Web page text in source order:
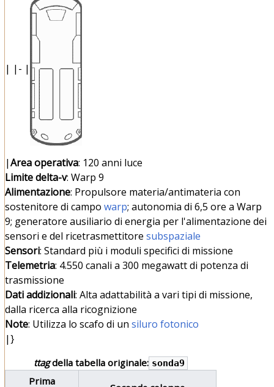
| |- |
|Area operativa: 120 anni luce
Limite delta-v: Warp 9
Alimentazione: Propulsore materia/antimateria con
sostenitore di campo warp; autonomia di 6,5 ore a Warp
9; generatore ausiliario di energia per l'alimentazione dei
sensori e del ricetrasmettitore subspaziale
Sensori: Standard più i moduli specifici di missione
Telemetria: 4.550 canali a 300 megawatt di potenza di
trasmissione
Dati addizionali: Alta adattabilità a vari tipi di missione,
dalla ricerca alla ricognizione
Note: Utilizza lo scafo di un siluro fotonico
|}
ttagdella tabella originale: sonda9
Prima